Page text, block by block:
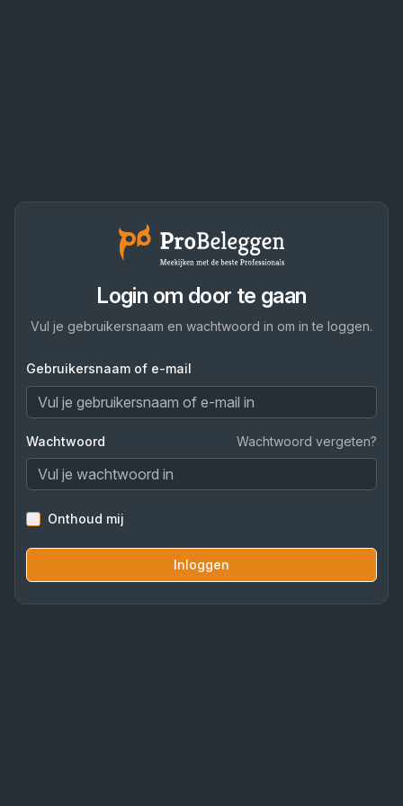
Login om door te gaan
Vul je gebruikersnaam en wachtwoord in om in te loggen.
Gebruikersnaam of e-mail
Wachtwoord Wachtwoord vergeten?
Onthoud mij
Inloggen